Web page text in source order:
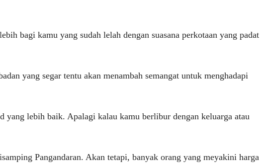
bagi kamu yang sudah lelah dengan suasana perkotaan yang padat
yang segar tentu akan menambah semangat untuk menghadapi
yang lebih baik. Apalagi kalau kamu berlibur dengan keluarga atau
Pangandaran. Akan tetapi, banyak orang yang meyakini harga